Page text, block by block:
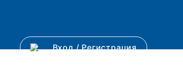
Вход/Регистрация